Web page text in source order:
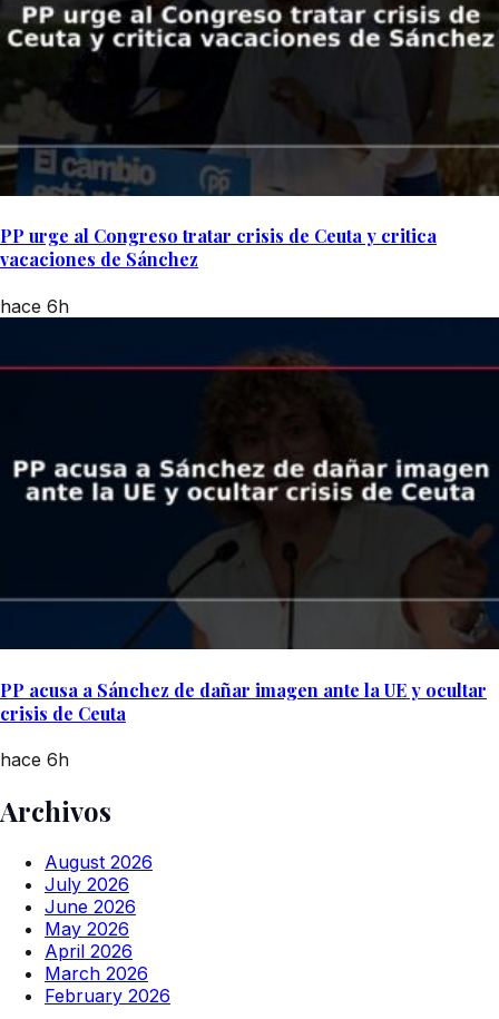
PP urge al Congreso tratar crisis de Ceuta y critica
vacaciones de Sánchez
hace 6h
PP acusa a Sánchez de dañar imagen ante la UE y ocultar
crisis de Ceuta
hace 6h
Archivos
August 2026
July 2026
June 2026
May 2026
April 2026
March 2026
February 2026